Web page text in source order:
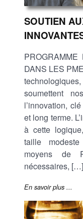
SOUTIEN
PROGRAMME
DANS LES
soumettent
l’innovation,
et long terme.
à cette
taille
moyens de
nécessaires, […]
En savoir plus ...